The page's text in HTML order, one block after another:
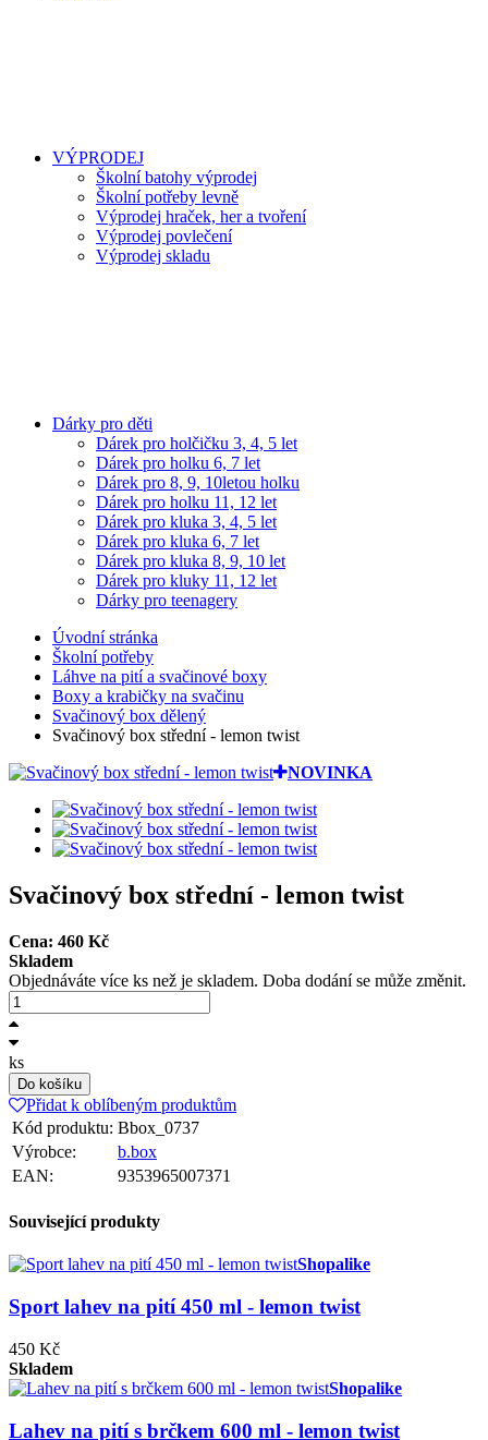
VÝPRODEJ
Školní batohy výprodej
Školní potřeby levně
Výprodej hraček, her a tvoření
Výprodej povlečení
Výprodej skladu
Dárky pro děti
Dárek pro holčičku 3, 4, 5 let
Dárek pro holku 6, 7 let
Dárek pro 8, 9, 10letou holku
Dárek pro holku 11, 12 let
Dárek pro kluka 3, 4, 5 let
Dárek pro kluka 6, 7 let
Dárek pro kluka 8, 9, 10 let
Dárek pro kluky 11, 12 let
Dárky pro teenagery
Úvodní stránka
Školní potřeby
Láhve na pití a svačinové boxy
Boxy a krabičky na svačinu
Svačinový box dělený
Svačinový box střední - lemon twist
NOVINKA
Svačinový box střední - lemon twist
Cena: 460 Kč
Skladem
Objednáváte více ks než je skladem. Doba dodání se může změnit.
ks
Do košíku
Přidat k oblíbeným produktům
Kód produktu: Bbox_0737
Výrobce:
b.box
EAN:
9353965007371
Související produkty
Shopalike
Sport lahev na pití 450 ml - lemon twist
450 Kč
Skladem
Shopalike
Lahev na pití s brčkem 600 ml - lemon twist